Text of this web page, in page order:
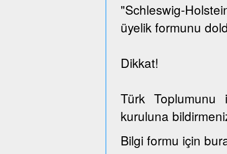
"Schleswig-
üyelik formunu
Dikkat!
Türk
kuruluna
Bilgi formu için